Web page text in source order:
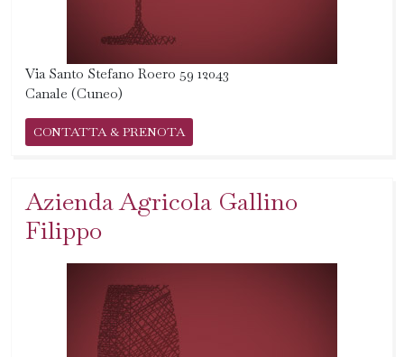
Via Santo Stefano Roero 59 12043
Canale (Cuneo)
CONTATTA & PRENOTA
Azienda Agricola Gallino
Filippo